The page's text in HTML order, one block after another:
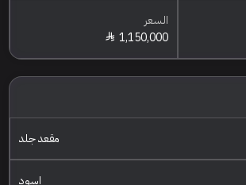
السعر
1,150,000
مقعد جلد
اسود